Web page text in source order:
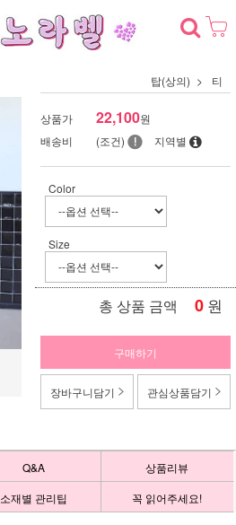
탑(상의) 티
상품가 22,100원
배송비
(조건) 지역별
Color
Size
총 상품 금액 0 원
구매하기
장바구니담기 관심상품담기
Q&A
상품리뷰
소재별 관리팁 꼭 읽어주세요!